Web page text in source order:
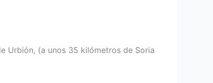
Urbión, (a unos 35 kilómetros de Soria